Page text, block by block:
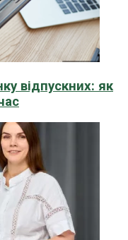
відпускних: як